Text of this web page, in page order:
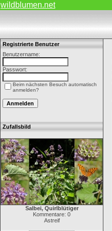
wildblumen.net
Registrierte Benutzer
Benutzername:
Passwort:
Beim nächsten Besuch automatisch
anmelden?
Zufallsbild
Salbei, Quirlblütiger
Kommentare: 0
Astreif